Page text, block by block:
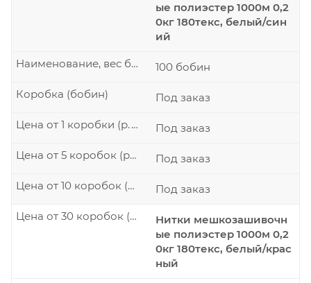
ые полиэстер 1000м 0,2
0кг 180текс, белый/син
ий
100 бобин
Наименование, вес бобины
Под заказ
Коробка (бобин)
Под заказ
Цена от 1 коробки (р./шт.)
Под заказ
Цена от 5 коробок (р./шт.)
Под заказ
Цена от 10 коробок (р./шт.)
Нитки мешкозашивочн
ые полиэстер 1000м 0,2
0кг 180текс, белый/крас
ный
Цена от 30 коробок (р./шт.)